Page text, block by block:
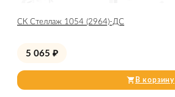
СК Стеллаж 1054 (2964)-ДС
5 065 ₽
В корзину